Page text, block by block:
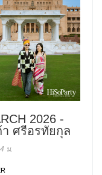
2026 -
ศรีอรทัยกุล
น.